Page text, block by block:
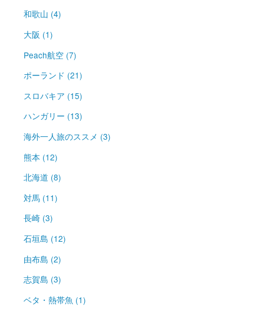
和歌山 (4)
大阪 (1)
Peach航空 (7)
ポーランド (21)
スロバキア (15)
ハンガリー (13)
海外一人旅のススメ (3)
熊本 (12)
北海道 (8)
対馬 (11)
長崎 (3)
石垣島 (12)
由布島 (2)
志賀島 (3)
ベタ・熱帯魚 (1)